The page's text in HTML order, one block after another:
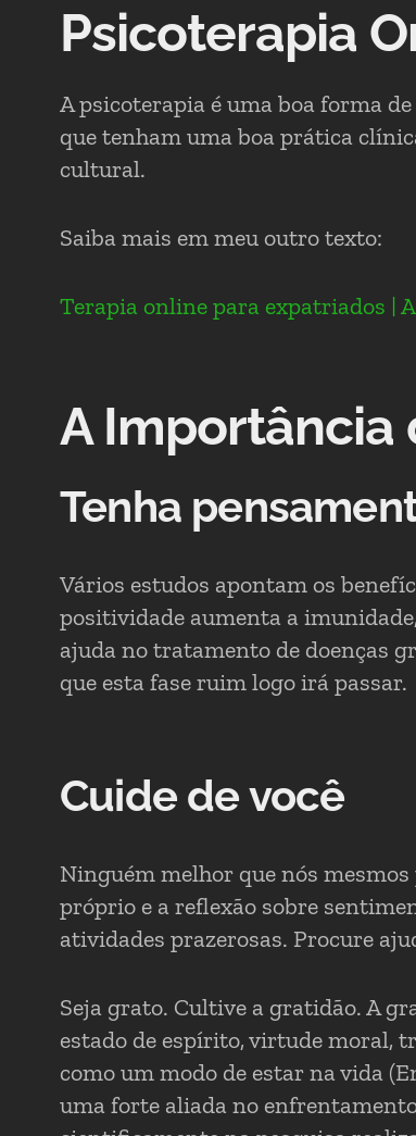
Psicoterapia
A psicoterapia é uma boa forma
que tenham uma boa prática
cultural.
Saiba mais em meu outro texto:
Terapia online para expatriados |
A Importância
Tenha
Vários estudos apontam os
positividade aumenta a
ajuda no tratamento de doenças
que esta fase ruim logo irá passar.
Cuide de você
Ninguém melhor que nós
próprio e a reflexão sobre
atividades prazerosas. Procure
Seja grato. Cultive a gratidão. A
estado de espírito, virtude moral,
como um modo de estar na vida
uma forte aliada no